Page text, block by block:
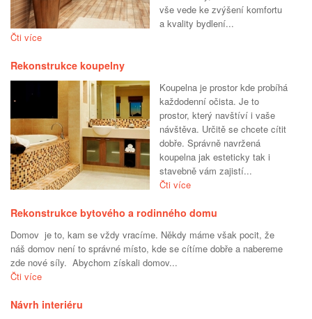
vše vede ke zvýšení komfortu
a kvality bydlení...
Čti více
Rekonstrukce koupelny
Koupelna je prostor kde probíhá
každodenní očista. Je to
prostor, který navštíví i vaše
návštěva. Určitě se chcete cítit
dobře. Správně navržená
koupelna jak esteticky tak i
stavebně vám zajistí...
Čti více
Rekonstrukce bytového a rodinného domu
Domov je to, kam se vždy vracíme. Někdy máme však pocit, že
náš domov není to správné místo, kde se cítíme dobře a nabereme
zde nové síly. Abychom získali domov...
Čti více
Návrh interiéru